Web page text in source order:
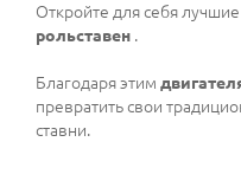
Откройте для себя лучшие
рольставен .
Благодаря этим
превратить свои
ставни.